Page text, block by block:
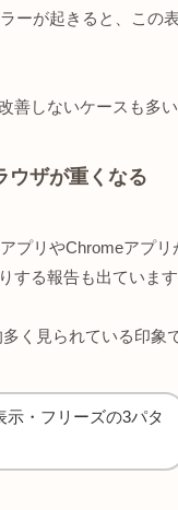
ーが起きると、この
善しないケースも多い
ウザが重くなる
プリやChromeアプリ
する報告も出ています
く見られている印象
示・フリーズの3パタ